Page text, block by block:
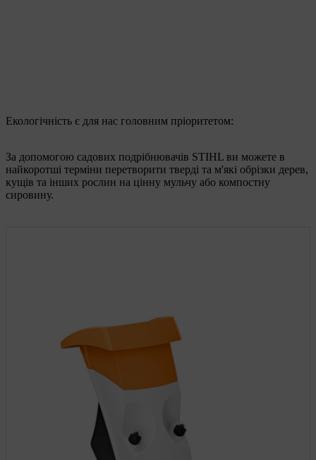
Екологічність є для нас головним пріоритетом:
За допомогою садових подрібнювачів STIHL ви можете в
найкоротші терміни перетворити тверді та м'які обрізки дерев,
кущів та інших рослин на цінну мульчу або компостну
сировину.